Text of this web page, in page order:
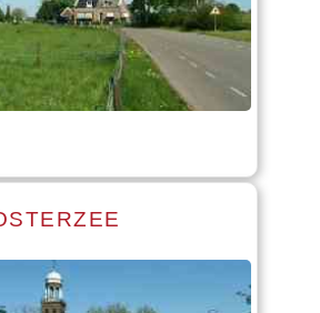
Read more
© Bauke Folkertsma